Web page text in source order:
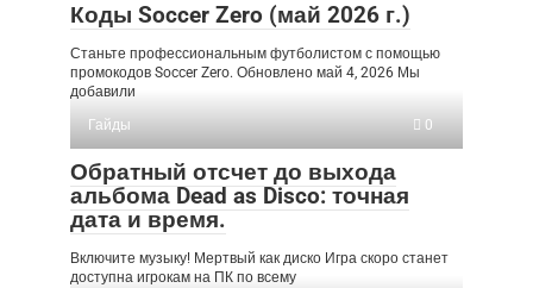
Коды Soccer Zero (май 2026 г.)
Станьте профессиональным футболистом с помощью
промокодов Soccer Zero. Обновлено май 4, 2026 Мы
добавили
Гайды
0
Обратный отсчет до выхода
альбома Dead as Disco: точная
дата и время.
Включите музыку! Мертвый как диско Игра скоро станет
доступна игрокам на ПК по всему